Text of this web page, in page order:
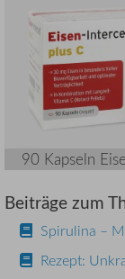
90 Kapseln
Beiträge zum
Spirulina –
Rezept: